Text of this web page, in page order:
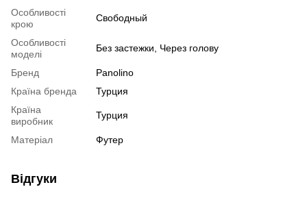
Особливості
крою
Свободный
Особливості
моделі
Без застежки, Через голову
Бренд
Panolino
Країна бренда
Турция
Країна
виробник
Турция
Матеріал Футер
Відгуки